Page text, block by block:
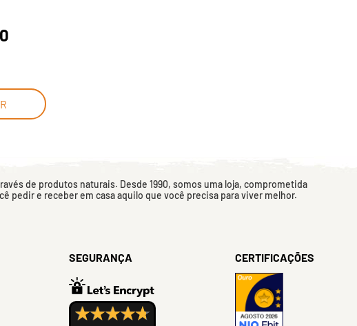
de produtos naturais. Desde 1990, somos uma loja, comprometida
pedir e receber em casa aquilo que você precisa para viver melhor.
SEGURANÇA CERTIFICAÇÕES